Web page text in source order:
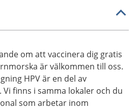
om att vaccinera dig gratis
är välkommen till oss.
HPV är en del av
finns i samma lokaler och du
som arbetar inom